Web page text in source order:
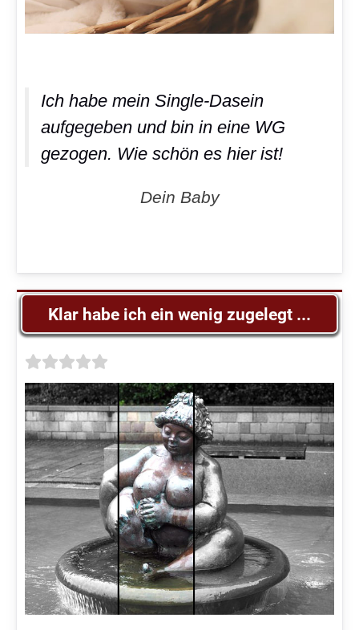
Ich habe mein Single-Dasein
aufgegeben und bin in eine WG
gezogen. Wie schön es hier ist!
Dein Baby
Klar habe ich ein wenig zugelegt ...